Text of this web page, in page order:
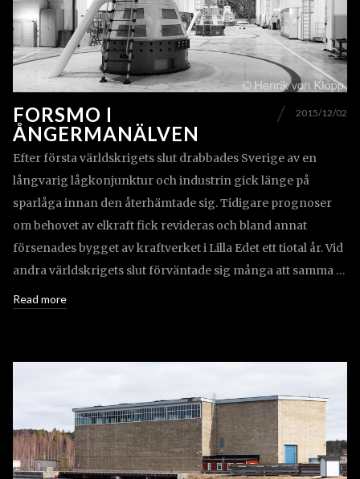
FORSMO I
ÅNGERMANÄLVEN
2015/12/02
Efter första världskrigets slut drabbades Sverige av en
långvarig lågkonjunktur och industrin gick länge på
sparlåga innan den återhämtade sig. Tidigare prognoser
om behovet av elkraft fick revideras och bland annat
försenades bygget av kraftverket i Lilla Edet ett tiotal år. Vid
andra världskrigets slut förväntade sig många att samma …
Read more